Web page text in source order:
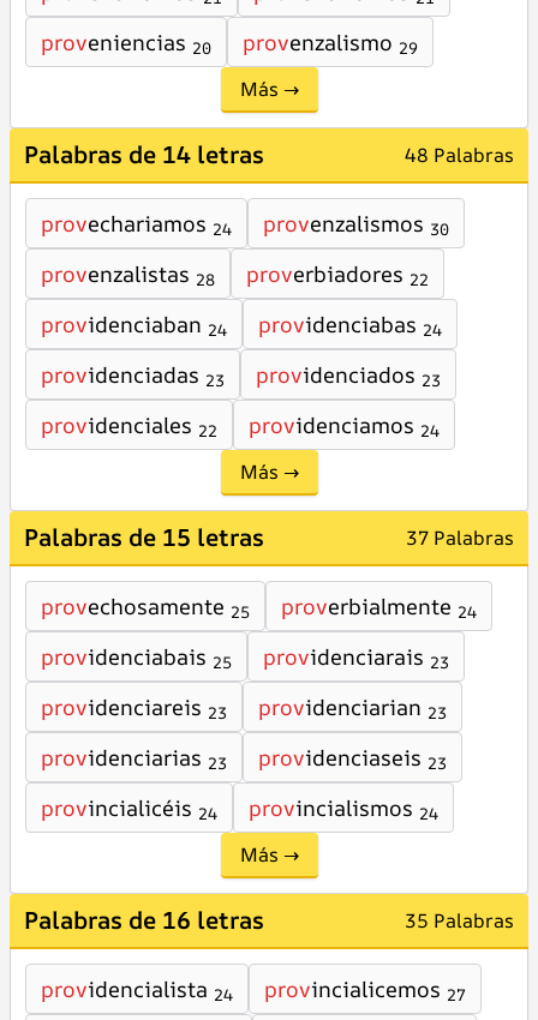
proveniencias 20 provenzalismo 29
Más →
Palabras de 14 letras 48 Palabras
provechariamos 24 provenzalismos 30
provenzalistas 28 proverbiadores 22
providenciaban 24 providenciabas 24
providenciadas 23 providenciados 23
providenciales 22 providenciamos 24
Más →
Palabras de 15 letras 37 Palabras
provechosamente 25 proverbialmente 24
providenciabais 25 providenciarais 23
providenciareis 23 providenciarian 23
providenciarias 23 providenciaseis 23
provincialicéis 24 provincialismos 24
Más →
Palabras de 16 letras 35 Palabras
providencialista 24 provincialicemos 27